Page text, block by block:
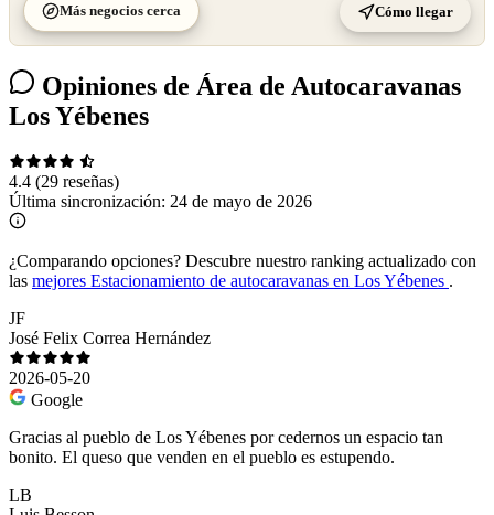
Más negocios cerca Cómo llegar
Opiniones de Área de Autocaravanas
Los Yébenes
4.4 (29 reseñas)
Última sincronización: 24 de mayo de 2026
¿Comparando opciones? Descubre nuestro ranking actualizado con
las mejores Estacionamiento de autocaravanas en Los Yébenes .
JF
José Felix Correa Hernández
2026-05-20
Google
Gracias al pueblo de Los Yébenes por cedernos un espacio tan
bonito. El queso que venden en el pueblo es estupendo.
LB